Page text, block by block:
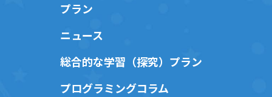
プラン
ニュース
総合的な学習（探究）プラン
プログラミングコラム